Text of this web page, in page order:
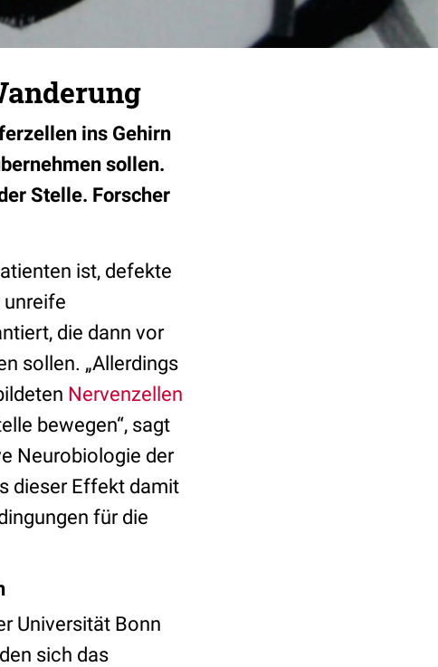
ins Gehirn
sollen.
Stelle. Forscher
ist, defekte
unreife
die dann vor
sollen. „Allerdings
Nervenzellen
bewegen“, sagt
Neurobiologie der
dieser Effekt damit
für die
Universität Bonn
sich das